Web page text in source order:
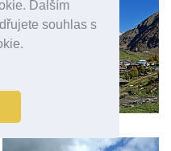
Dalším
souhlas s